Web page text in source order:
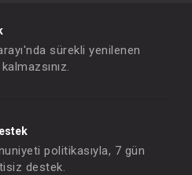
sürekli yenilenen
politikasıyla, 7 gün
destek.